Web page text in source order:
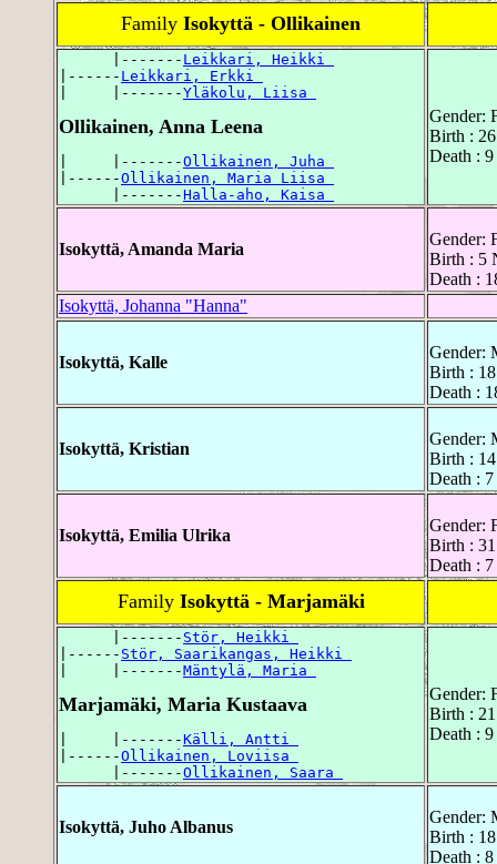
Family Isokyttä - Ollikainen
      |-------
Leikkari, Heikki
|------ Leikkari, Erkki
|     |-------Yläkolu, Liisa
Ollikainen, Anna Leena
|     |-------Ollikainen, Juha
|------Ollikainen, Maria Liisa
      |-------
Halla-aho, Kaisa
Gender:
Birth :
Death :
Isokyttä, Amanda Maria
Gender:
Birth : 5
Death :
Isokyttä, Johanna "Hanna"
Isokyttä, Kalle
Gender:
Birth :
Death :
Isokyttä, Kristian
Gender:
Birth :
Death :
Isokyttä, Emilia Ulrika
Gender:
Birth :
Death :
Family Isokyttä - Marjamäki
      |-------
Stör, Heikki
|------ Stör, Saarikangas, Heikki
|     |-------Mäntylä, Maria
Marjamäki, Maria Kustaava
|     |-------Källi, Antti
|------Ollikainen, Loviisa
      |-------
Ollikainen, Saara
Gender:
Birth :
Death :
Isokyttä, Juho Albanus
Gender:
Birth :
Death :